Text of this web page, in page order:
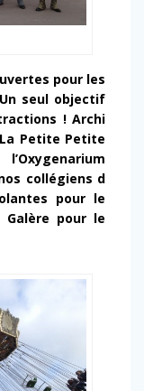
pour les
seul objectif
! Archi
Petite Petite
collégiens d
pour le
pour le